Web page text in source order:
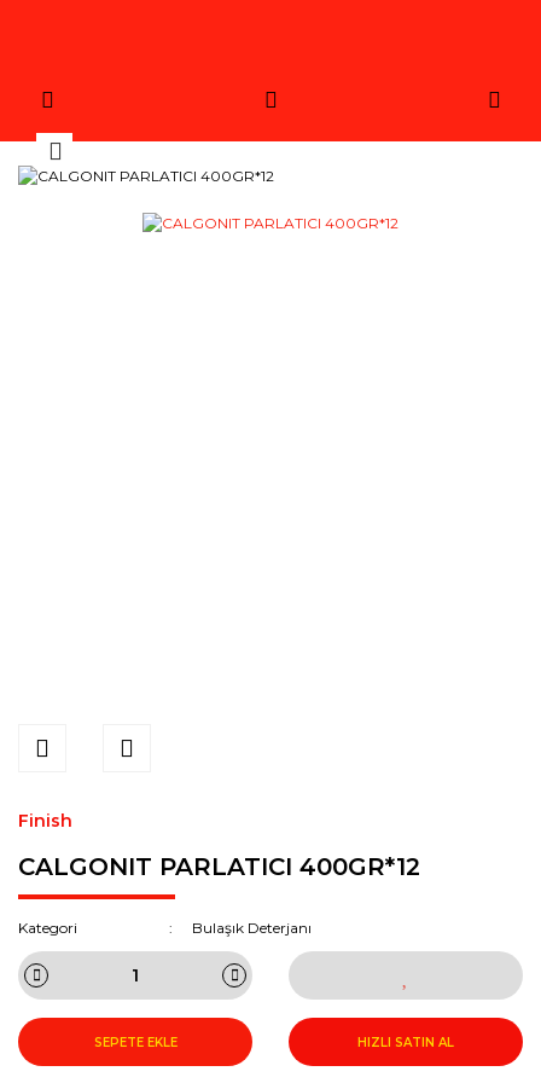
Finish
CALGONIT PARLATICI 400GR*12
Kategori Bulaşık Deterjanı
SEPETE EKLE HIZLI SATIN AL